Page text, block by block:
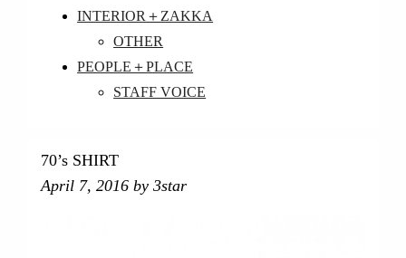
INTERIOR＋ZAKKA
OTHER
PEOPLE＋PLACE
STAFF VOICE
70’s SHIRT
April 7, 2016 by 3star